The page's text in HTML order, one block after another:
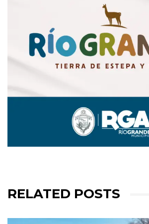
RELATED POSTS